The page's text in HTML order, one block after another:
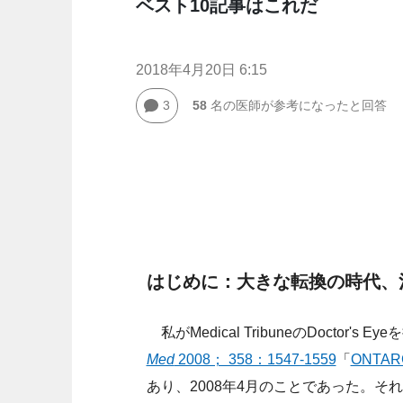
ベスト10記事はこれだ
2018年4月20日 6:15
3 58名の医師が参考になったと回答
はじめに：大きな転換の時代
私がMedical TribuneのDoctor's Eye
Med2008； 358：1547-1559「
あり、2008年4月のことであった。そ